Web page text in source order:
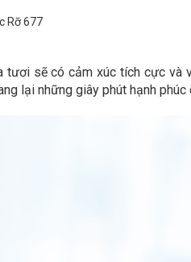
Rỡ 677
sẽ có cảm xúc tích cực và
lại những giây phút hạnh